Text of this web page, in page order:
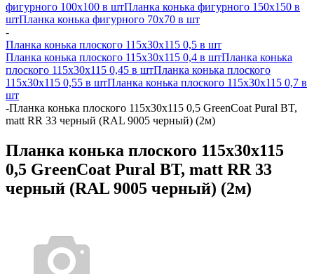
фигурного 100x100 в штПланка конька фигурного 150x150 в
штПланка конька фигурного 70x70 в шт
-
Планка конька плоского 115х30х115 0,5 в шт
Планка конька плоского 115х30х115 0,4 в штПланка конька
плоского 115х30х115 0,45 в штПланка конька плоского
115х30х115 0,55 в штПланка конька плоского 115х30х115 0,7 в
шт
-Планка конька плоского 115х30х115 0,5 GreenCoat Pural BT,
matt RR 33 черный (RAL 9005 черный) (2м)
Планка конька плоского 115х30х115
0,5 GreenCoat Pural BT, matt RR 33
черный (RAL 9005 черный) (2м)